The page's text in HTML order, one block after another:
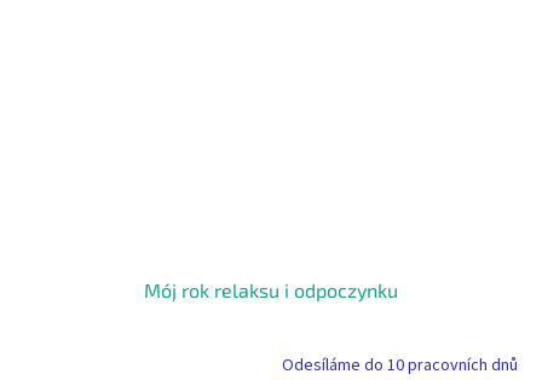
Mój rok relaksu i odpoczynku
Odesíláme do 10 pracovních dnů